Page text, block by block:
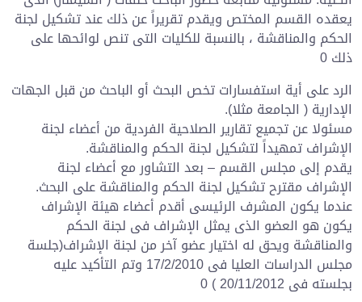
يعقده القسم المختص ويقدم تقريراً عن ذلك عند تشكيل لجنة
الحكم والمناقشة ، بالنسبة للكليات التى تنص لوائحها على
ذلك 0
الرد على أية استفسارات تخص البحث أو الباحث من قبل الجهات
الإدارية ( الجامعة مثلا).
مسئولا عن تجميع تقارير الصلاحية الفردية من أعضاء لجنة
الإشراف تمهيداً لتشكيل لجنة الحكم والمناقشة.
يقدم إلى مجلس القسم – بعد التشاور مع أعضاء لجنة
الإشراف مقترح تشكيل لجنة الحكم والمناقشة على البحث.
عندما يكون المشرف الرئيسى أقدم أعضاء هيئة الإشراف
يكون هو العضو الذى يمثل الإشراف فى لجنة الحكم
والمناقشة ويحق له اختيار عضو آخر من لجنة الإشراف(جلسة
مجلس الدراسات العليا فى 17/2/2010 وتم التأكيد عليه
بجلسته فى 20/11/2012 ) 0